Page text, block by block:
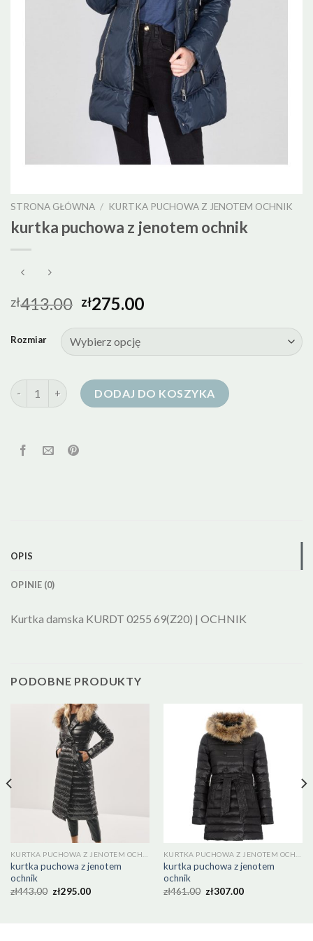
STRONA GŁÓWNA / KURTKA PUCHOWA Z JENOTEM OCHNIK
kurtka puchowa z jenotem ochnik
zł413.00 zł275.00
Rozmiar
ilość kurtka puchowa z jenotem ochnik
DODAJ DO KOSZYKA
OPIS
OPINIE (0)
Kurtka damska KURDT 0255 69(Z20) | OCHNIK
PODOBNE PRODUKTY
KURTKA PUCHOWA Z JENOTEM OCHNIK
kurtka puchowa z jenotem
ochnik
zł443.00 zł295.00
KURTKA PUCHOWA Z JENOTEM OCHNIK
kurtka puchowa z jenotem
ochnik
zł461.00 zł307.00